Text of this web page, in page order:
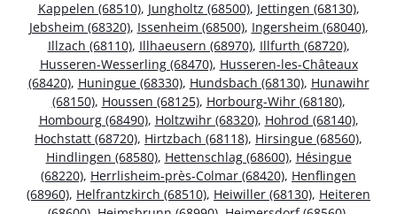
Kappelen (68510), Jungholtz (68500), Jettingen (68130),
Jebsheim (68320), Issenheim (68500), Ingersheim (68040),
Illzach (68110), Illhaeusern (68970), Illfurth (68720),
Husseren-Wesserling (68470), Husseren-les-Châteaux
(68420), Huningue (68330), Hundsbach (68130), Hunawihr
(68150), Houssen (68125), Horbourg-Wihr (68180),
Hombourg (68490), Holtzwihr (68320), Hohrod (68140),
Hochstatt (68720), Hirtzbach (68118), Hirsingue (68560),
Hindlingen (68580), Hettenschlag (68600), Hésingue
(68220), Herrlisheim-près-Colmar (68420), Henflingen
(68960), Helfrantzkirch (68510), Heiwiller (68130), Heiteren